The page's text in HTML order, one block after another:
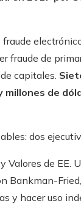
fraude de
capitales.
de
dos
Valores de EE.
Bankman-
y hacer uso